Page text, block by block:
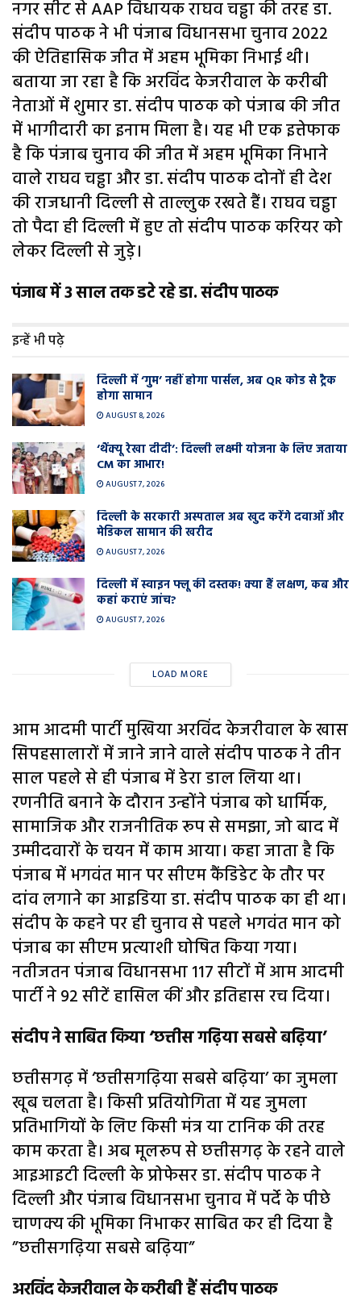
नगर सीट से AAP विधायक राघव चड्ढा की तरह डा.
संदीप पाठक ने भी पंजाब विधानसभा चुनाव 2022
की ऐतिहासिक जीत में अहम भूमिका निभाई थी।
बताया जा रहा है कि अरविंद केजरीवाल के करीबी
नेताओं में शुमार डा. संदीप पाठक को पंजाब की जीत
में भागीदारी का इनाम मिला है। यह भी एक इत्तेफाक
है कि पंजाब चुनाव की जीत में अहम भूमिका निभाने
वाले राघव चड्ढा और डा. संदीप पाठक दोनों ही देश
की राजधानी दिल्ली से ताल्लुक रखते हैं। राघव चड्ढा
तो पैदा ही दिल्ली में हुए तो संदीप पाठक करियर को
लेकर दिल्ली से जुड़े।
पंजाब में 3 साल तक डटे रहे डा. संदीप पाठक
इन्हें भी पढ़े
दिल्ली में ‘गुम’ नहीं होगा पार्सल, अब QR कोड से ट्रैक
होगा सामान
AUGUST 8, 2026
‘थैंक्यू रेखा दीदी’: दिल्ली लक्ष्मी योजना के लिए जताया
CM का आभार!
AUGUST 7, 2026
दिल्ली के सरकारी अस्पताल अब खुद करेंगे दवाओं और
मेडिकल सामान की खरीद
AUGUST 7, 2026
दिल्ली में स्वाइन फ्लू की दस्तक! क्या हैं लक्षण, कब और
कहां कराएं जांच?
AUGUST 7, 2026
LOAD MORE
आम आदमी पार्टी मुखिया अरविंद केजरीवाल के खास
सिपहसालारों में जाने जाने वाले संदीप पाठक ने तीन
साल पहले से ही पंजाब में डेरा डाल लिया था।
रणनीति बनाने के दौरान उन्होंने पंजाब को धार्मिक,
सामाजिक और राजनीतिक रूप से समझा, जो बाद में
उम्मीदवारों के चयन में काम आया। कहा जाता है कि
पंजाब में भगवंत मान पर सीएम कैंडिडेट के तौर पर
दांव लगाने का आइडिया डा. संदीप पाठक का ही था।
संदीप के कहने पर ही चुनाव से पहले भगवंत मान को
पंजाब का सीएम प्रत्याशी घोषित किया गया।
नतीजतन पंजाब विधानसभा 117 सीटों में आम आदमी
पार्टी ने 92 सीटें हासिल कीं और इतिहास रच दिया।
संदीप ने साबित किया ‘छत्तीस गढ़िया सबसे बढ़िया’
छत्तीसगढ़ में ‘छत्तीसगढ़िया सबसे बढ़िया’ का जुमला
खूब चलता है। किसी प्रतियोगिता में यह जुमला
प्रतिभागियों के लिए किसी मंत्र या टानिक की तरह
काम करता है। अब मूलरूप से छत्तीसगढ़ के रहने वाले
आइआइटी दिल्ली के प्रोफेसर डा. संदीप पाठक ने
दिल्ली और पंजाब विधानसभा चुनाव में पर्दे के पीछे
चाणक्य की भूमिका निभाकर साबित कर ही दिया है
”छत्तीसगढ़िया सबसे बढ़िया”
अरविंद केजरीवाल के करीबी हैं संदीप पाठक